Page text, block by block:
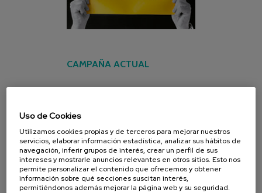
CAMPAÑA ACTUAL
Uso de Cookies
Utilizamos cookies propias y de terceros para mejorar nuestros
servicios, elaborar información estadística, analizar sus hábitos de
navegación, inferir grupos de interés, crear un perfil de sus
intereses y mostrarle anuncios relevantes en otros sitios. Esto nos
permite personalizar el contenido que ofrecemos y obtener
información sobre qué secciones suscitan interés,
permitiéndonos además mejorar la página web y su seguridad.